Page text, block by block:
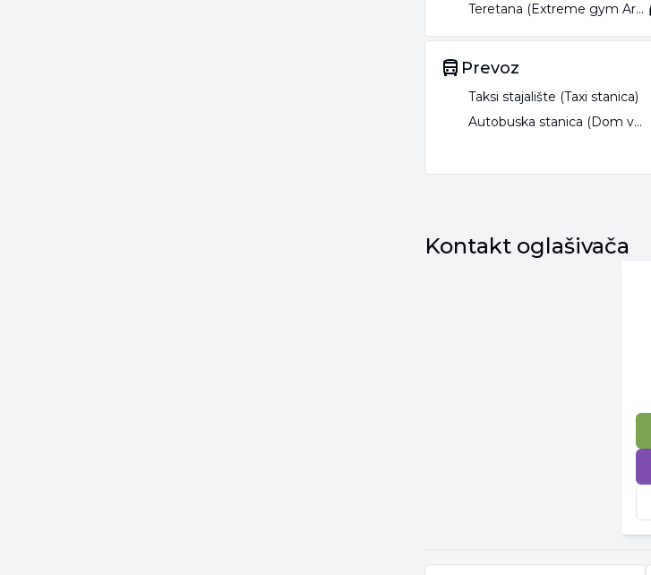
Teretana (Extreme gym Arnold)
Prevoz
Taksi stajalište (Taxi stanica)
Autobuska stanica (Dom vojske (JNA))
Kontakt oglašivača